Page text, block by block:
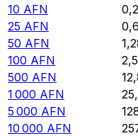
10 AFN
25 AFN
50 AFN
100 AFN
500 AFN
1 000 AFN
5 000 AFN
10 000 AFN